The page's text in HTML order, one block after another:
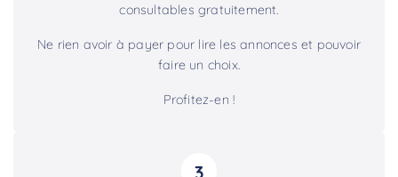
consultables gratuitement.
Ne rien avoir à payer pour lire les annonces et pouvoir
faire un choix.
Profitez-en !
3